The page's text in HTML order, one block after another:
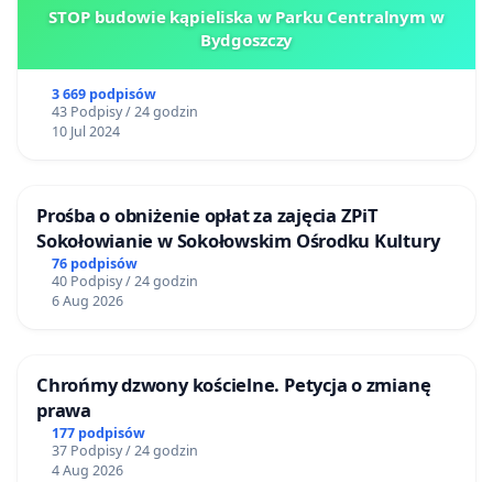
STOP budowie kąpieliska w Parku Centralnym w
Bydgoszczy
3 669 podpisów
43 Podpisy / 24 godzin
10 Jul 2024
Prośba o obniżenie opłat za zajęcia ZPiT
Sokołowianie w Sokołowskim Ośrodku Kultury
76 podpisów
40 Podpisy / 24 godzin
6 Aug 2026
Chrońmy dzwony kościelne. Petycja o zmianę
prawa
177 podpisów
37 Podpisy / 24 godzin
4 Aug 2026